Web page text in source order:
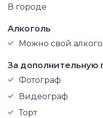
В городе
Алкоголь
Можно свой
За дополнительную
Фотограф
Видеограф
Торт